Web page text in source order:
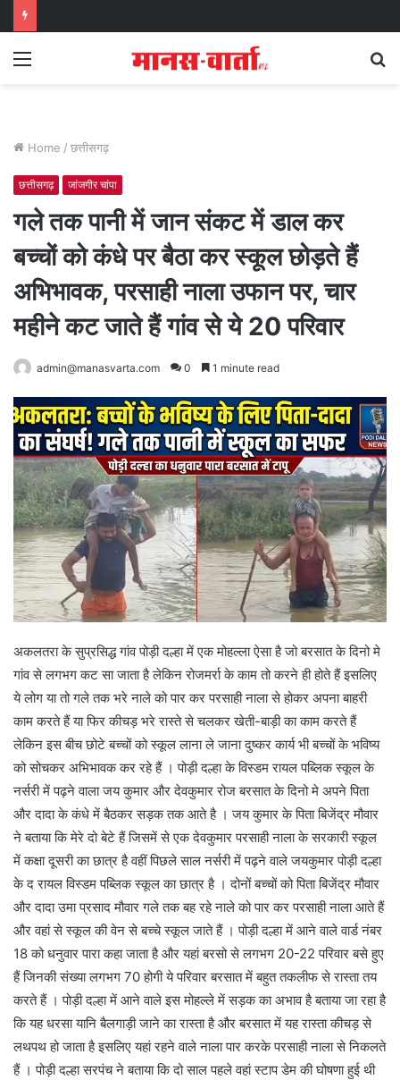
Menu
Home / छत्तीसगढ़
छत्तीसगढ़ जांजगीर चांपा
गले तक पानी में जान संकट में डाल कर
बच्चों को कंधे पर बैठा कर स्कूल छोड़ते हैं
अभिभावक, परसाही नाला उफान पर, चार
महीने कट जाते हैं गांव से ये 20 परिवार
admin@manasvarta.com 0 1 minute read
अकलतरा के सुप्रसिद्ध गांव पोड़ी दल्हा में एक मोहल्ला ऐसा है जो बरसात के दिनो मे
गांव से लगभग कट सा जाता है लेकिन रोजमर्रा के काम तो करने ही होते हैं इसलिए
ये लोग या तो गले तक भरे नाले को पार कर परसाही नाला से होकर अपना बाहरी
काम करते हैं या फिर कीचड़ भरे रास्ते से चलकर खेती-बाड़ी का काम करते हैं
लेकिन इस बीच छोटे बच्चों को स्कूल लाना ले जाना दुष्कर कार्य भी बच्चों के भविष्य
को सोचकर अभिभावक कर रहे हैं । पोड़ी दल्हा के विस्डम रायल पब्लिक स्कूल के
नर्सरी में पढ़ने वाला जय कुमार और देवकुमार रोज बरसात के दिनो मे अपने पिता
और दादा के कंधे में बैठकर सड़क तक आते है । जय कुमार के पिता बिजेंद्र मौवार
ने बताया कि मेरे दो बेटे हैं जिसमें से एक देवकुमार परसाही नाला के सरकारी स्कूल
में कक्षा दूसरी का छात्र है वहीं पिछले साल नर्सरी में पढ़ने वाले जयकुमार पोड़ी दल्हा
के द रायल विस्डम पब्लिक स्कूल का छात्र है । दोनों बच्चों को पिता बिजेंद्र मौवार
और दादा उमा प्रसाद मौवार गले तक बह रहे नाले को पार कर परसाही नाला आते हैं
और वहां से स्कूल की वेन से बच्चे स्कूल जाते हैं । पोड़ी दल्हा में आने वाले वार्ड नंबर
18 को धनुवार पारा कहा जाता है और यहां बरसो से लगभग 20-22 परिवार बसे हुए
हैं जिनकी संख्या लगभग 70 होगी ये परिवार बरसात में बहुत तकलीफ से रास्ता तय
करते हैं । पोड़ी दल्हा में आने वाले इस मोहल्ले में सड़क का अभाव है बताया जा रहा है
कि यह धरसा यानि बैलगाड़ी जाने का रास्ता है और बरसात में यह रास्ता कीचड़ से
लथपथ हो जाता है इसलिए यहां रहने वाले नाला पार करके परसाही नाला से निकलते
हैं । पोड़ी दल्हा सरपंच ने बताया कि दो साल पहले वहां स्टाप डेम की घोषणा हुई थी